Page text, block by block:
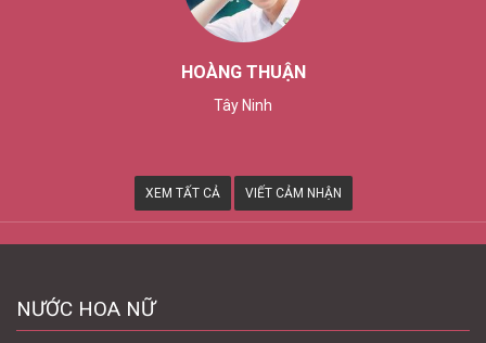
THÙY TRANG
XEM TẤT CẢ VIẾT CẢM NHẬN
NƯỚC HOA NỮ